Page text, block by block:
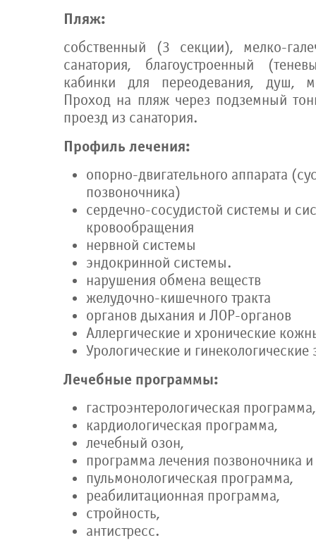
Пляж:
собственный (3 секции), мелко-
санатория, благоустроенный
кабинки для переодевания, душ,
Проход на пляж через подземный
проезд из санатория.
Профиль лечения:
опорно-двигательного аппарата
позвоночника)
сердечно-сосудистой системы и
кровообращения
нервной системы
эндокринной системы.
нарушения обмена веществ
желудочно-кишечного тракта
органов дыхания и ЛОР-органов
Аллергические и хронические
Урологические и гинекологические
Лечебные программы:
гастроэнтерологическая программа,
кардиологическая программа,
лечебный озон,
программа лечения позвоночника и
пульмонологическая программа,
реабилитационная программа,
стройность,
антистресс.